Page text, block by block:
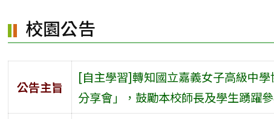
校園公告
公告主旨
[自主學習]轉知國立嘉義女子高級中
分享會」，鼓勵本校師長及學生踴躍參